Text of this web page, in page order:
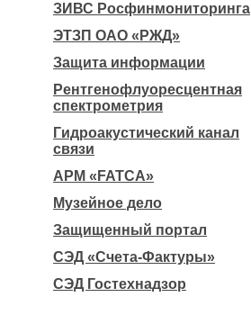
ЗИВС Росфинмониторинга
ЭТЗП ОАО «РЖД»
Защита информации
Рентгенофлуоресцентная
спектрометрия
Гидроакустический канал
связи
АРМ «FATCA»
Музейное дело
Защищенный портал
СЭД «Счета-Фактуры»
СЭД Гостехнадзор